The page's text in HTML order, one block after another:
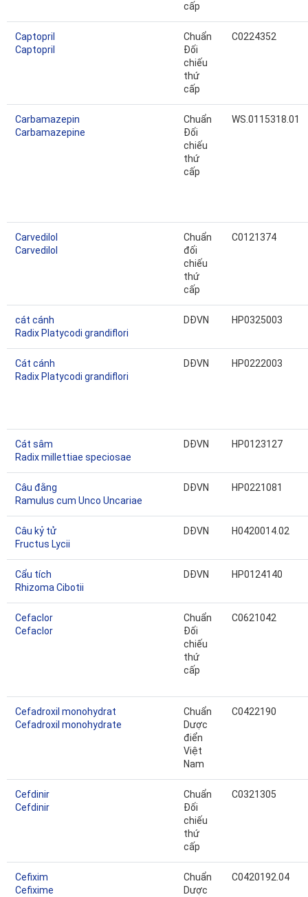
cấp
Captopril
Captopril
Chuẩn
Đối
chiếu
thứ
cấp
C0224352
Carbamazepin
Carbamazepine
Chuẩn
Đối
chiếu
thứ
cấp
WS.0115318.01
Carvedilol
Carvedilol
Chuẩn
đối
chiếu
thứ
cấp
C0121374
cát cánh
Radix Platycodi grandiflori
DĐVN HP0325003
Cát cánh
Radix Platycodi grandiflori
DĐVN HP0222003
Cát sâm
Radix millettiae speciosae
DĐVN HP0123127
Câu đằng
Ramulus cum Unco Uncariae
DĐVN HP0221081
Câu kỷ tử
Fructus Lycii
DĐVN H0420014.02
Cẩu tích
Rhizoma Cibotii
DĐVN HP0124140
Cefaclor
Cefaclor
Chuẩn
Đối
chiếu
thứ
cấp
C0621042
Cefadroxil monohydrat
Cefadroxil monohydrate
Chuẩn
Dược
điển
Việt
Nam
C0422190
Cefdinir
Cefdinir
Chuẩn
Đối
chiếu
thứ
cấp
C0321305
Cefixim
Cefixime
Chuẩn
Dược
C0420192.04